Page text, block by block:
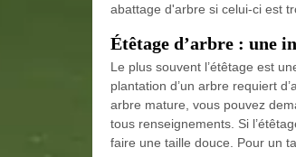
abattage d'arbre si celui-ci est
Étêtage d’arbre : une
Le plus souvent l’étêtage est
plantation d’un arbre requiert
arbre mature, vous pouvez
tous renseignements. Si
faire une taille douce. Pour un